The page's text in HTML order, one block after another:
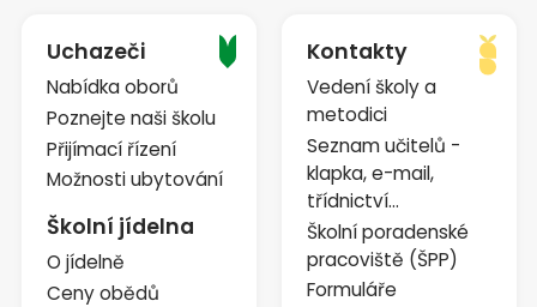
Uchazeči
Nabídka oborů
Poznejte naši školu
Přijímací řízení
Možnosti ubytování
Školní jídelna
O jídelně
Ceny obědů
Kontakty
Vedení školy a
metodici
Seznam učitelů -
klapka, e-mail,
třídnictví...
Školní poradenské
pracoviště (ŠPP)
Formuláře